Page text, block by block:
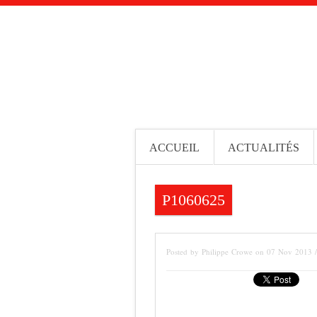
ACCUEIL ACTUALITÉS
P1060625
Posted by Philippe Crowe on 07 Nov 2013